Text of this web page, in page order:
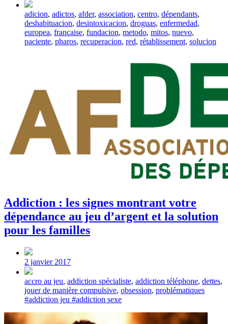
Tagged
with
adicion, adictos, afder, association, centro, dépendants,
deshabituacion, desintoxicacion, droguas, enfermedad,
europea, française, fundacion, metodo, mitos, nuevo,
paciente, pharos, recuperacion, red, rétablissement, solucion
Addiction : les signes montrant votre
dépendance au jeu d’argent et la solution
pour les familles
Post
date
2 janvier 2017
Tagged
with
accro au jeu, addiction spécialiste, addiction téléphone, dettes,
jouer de manière compulsive, obsession, problématiques
#addiction jeu #addiction sexe